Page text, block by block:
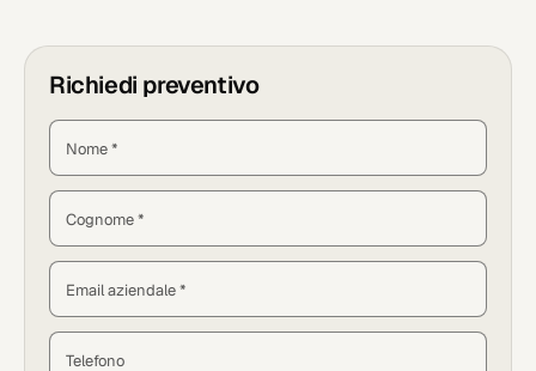
Richiedi preventivo
Nome *
Cognome *
Email aziendale *
Telefono